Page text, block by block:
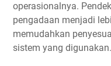
operasionalnya.
pengadaan menjadi
memudahkan
sistem yang digunakan.